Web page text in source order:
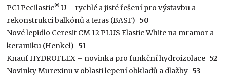
PCI Pecilastic® U – rychlé a jisté řešení pro výstavbu a
rekonstrukci balkónů a teras (BASF)50
Nové lepidlo Ceresit CM 12 PLUS Elastic White na mramor a
keramiku (Henkel)51
Knauf HYDROFLEX – novinka pro funkční hydroizolace52
Novinky Murexinu v oblasti lepení obkladů a dlažby53